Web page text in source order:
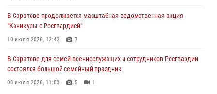
В Саратовской области при содействии спецназа Росгвардии
задержан подозреваемый в незаконном обороте наркотиков
В Саратове продолжается масштабная ведомственная акция
"Каникулы с Росгвардией"
10 июля 2026, 12:42 7
В Саратове для семей военнослужащих и сотрудников Росгвардии
состоялся большой семейный праздник
08 июля 2026, 11:03 5 1